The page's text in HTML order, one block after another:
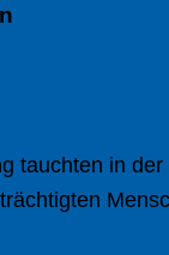
tauchten in